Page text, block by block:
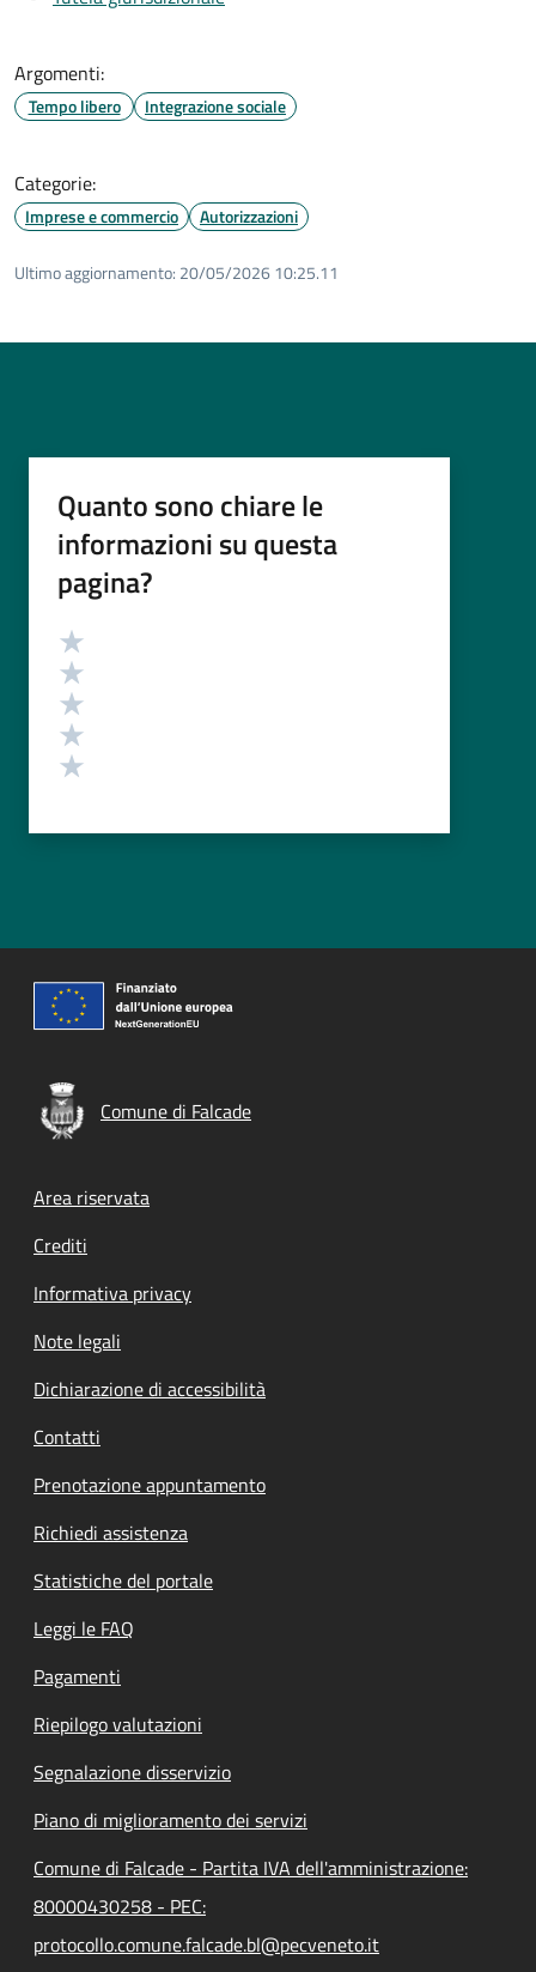
Argomenti:
Tempo libero Integrazione sociale
Categorie:
Imprese e commercio Autorizzazioni
Ultimo aggiornamento: 20/05/2026 10:25.11
Quanto sono chiare le
informazioni su questa
pagina?
Valutazione
Comune di Falcade
Footer menu
Area riservata
Crediti
Informativa privacy
Note legali
Dichiarazione di accessibilità
Contatti
Prenotazione appuntamento
Richiedi assistenza
Statistiche del portale
Leggi le FAQ
Pagamenti
Riepilogo valutazioni
Segnalazione disservizio
Piano di miglioramento dei servizi
Comune di Falcade - Partita IVA dell'amministrazione:
80000430258 - PEC:
protocollo.comune.falcade.bl@pecveneto.it